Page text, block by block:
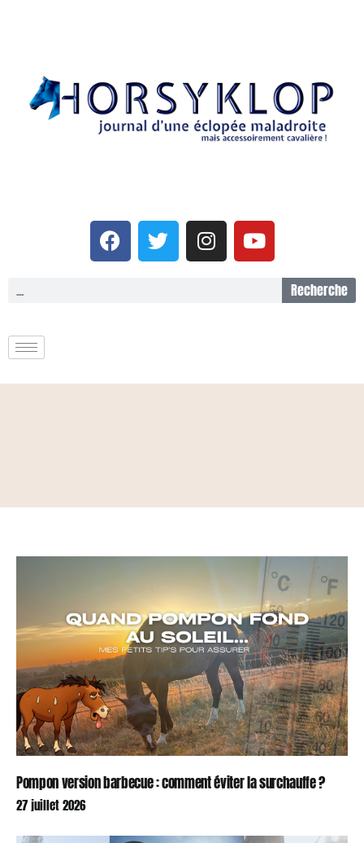
Recherche
Pompon version barbecue : comment éviter la surchauffe ?
27 juillet 2026